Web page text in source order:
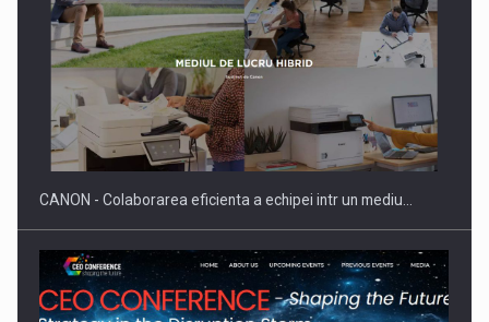
SYCLEF isi consolideaza prezenta in Romania printr-o a
doua…
CANON - Colaborarea eficienta a echipei intr un mediu…